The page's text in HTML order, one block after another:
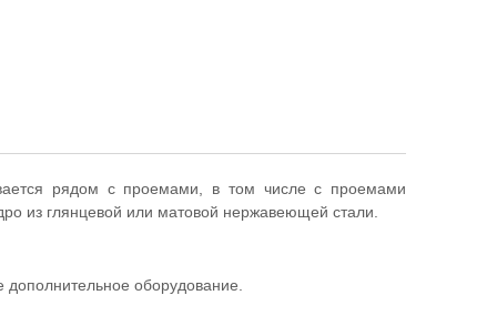
рядом с проемами, в том числе с проемами
из глянцевой или матовой нержавеющей стали.
оборудование.